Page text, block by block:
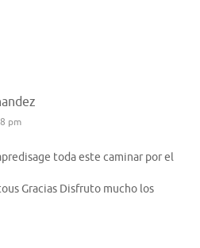
pm
toda este caminar por el
Gracias Disfruto mucho los